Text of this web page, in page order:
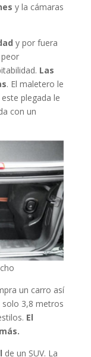
y la cámaras
y por fuera
Las
. El maletero le
plegada le
con un
un carro así
solo 3,8 metros
El
de un SUV. La